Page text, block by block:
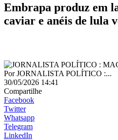
Embrapa produz em
caviar e anéis de lula
PorJORNALISTA POLÍTICO :...
30/05/2026 14:41
Compartilhe
Facebook
Twitter
Whatsapp
Telegram
LinkedIn